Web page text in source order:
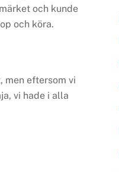
och kunde
och köra.
men eftersom vi
vi hade i alla